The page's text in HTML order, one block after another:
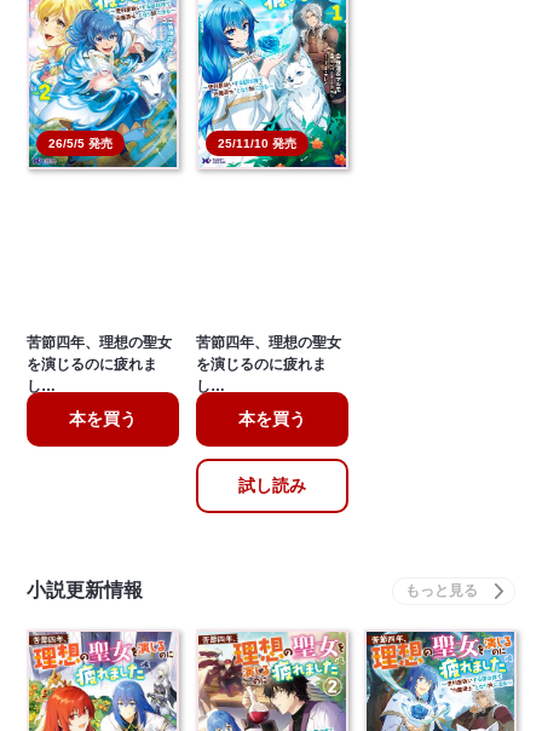
26/5/5 発売
苦節四年、理想の聖女
を演じるのに疲れま
し…
本を買う
25/11/10 発売
苦節四年、理想の聖女
を演じるのに疲れま
し…
本を買う
試し読み
小説更新情報